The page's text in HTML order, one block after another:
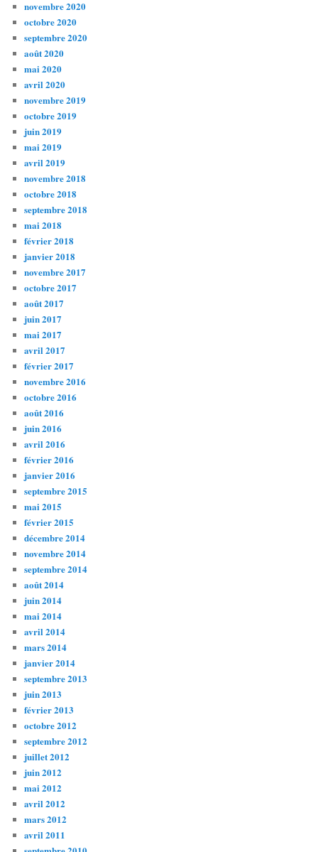
novembre 2020
octobre 2020
septembre 2020
août 2020
mai 2020
avril 2020
novembre 2019
octobre 2019
juin 2019
mai 2019
avril 2019
novembre 2018
octobre 2018
septembre 2018
mai 2018
février 2018
janvier 2018
novembre 2017
octobre 2017
août 2017
juin 2017
mai 2017
avril 2017
février 2017
novembre 2016
octobre 2016
août 2016
juin 2016
avril 2016
février 2016
janvier 2016
septembre 2015
mai 2015
février 2015
décembre 2014
novembre 2014
septembre 2014
août 2014
juin 2014
mai 2014
avril 2014
mars 2014
janvier 2014
septembre 2013
juin 2013
février 2013
octobre 2012
septembre 2012
juillet 2012
juin 2012
mai 2012
avril 2012
mars 2012
avril 2011